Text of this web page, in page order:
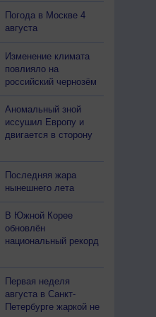
Погода в Москве 4
августа
Изменение климата
повлияло на
российский чернозём
Аномальный зной
иссушил Европу и
двигается в сторону
Последняя жара
нынешнего лета
В Южной Корее
обновлён
национальный рекорд
Первая неделя
августа в Санкт-
Петербурге жаркой не